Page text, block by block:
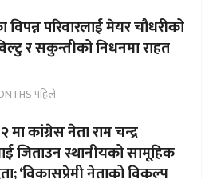
परिवारलाई मेयर चौधरीको
र सकुन्तीको निधनमा राहत
पहिले
मा कांग्रेस नेता राम चन्द्र
जिताउन स्थानीयको सामूहिक
‘विकासप्रेमी नेताको विकल्प